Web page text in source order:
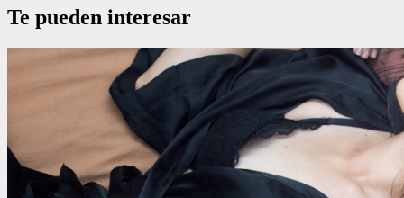
Te pueden interesar